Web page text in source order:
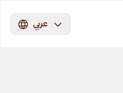
عربي